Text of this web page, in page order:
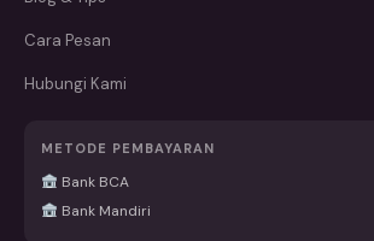
Cara Pesan
Hubungi Kami
METODE PEMBAYARAN
Bank BCA
Bank Mandiri